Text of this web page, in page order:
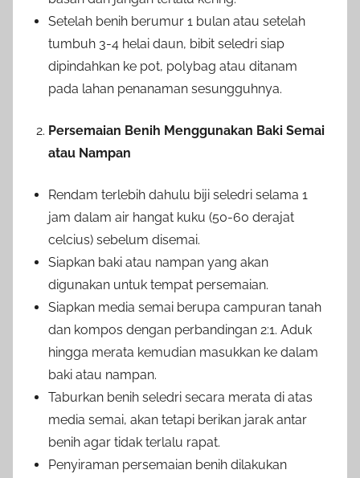
Setelah benih berumur 1 bulan atau setelah
tumbuh 3-4 helai daun, bibit seledri siap
dipindahkan ke pot, polybag atau ditanam
pada lahan penanaman sesungguhnya.
Persemaian Benih Menggunakan Baki Semai
atau Nampan
Rendam terlebih dahulu biji seledri selama 1
jam dalam air hangat kuku (50-60 derajat
celcius) sebelum disemai.
Siapkan baki atau nampan yang akan
digunakan untuk tempat persemaian.
Siapkan media semai berupa campuran tanah
dan kompos dengan perbandingan 2:1. Aduk
hingga merata kemudian masukkan ke dalam
baki atau nampan.
Taburkan benih seledri secara merata di atas
media semai, akan tetapi berikan jarak antar
benih agar tidak terlalu rapat.
Penyiraman persemaian benih dilakukan